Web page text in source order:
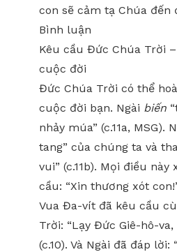
con sẽ cảm tạ Chúa đến
Bình luận
Kêu cầu Đức Chúa Trời
cuộc đời
Đức Chúa Trời có thể
cuộc đời bạn. Ngài biến
nhảy múa” (c.11a, MSG).
tang” của chúng ta và
vui” (c.11b). Mọi điều
cầu: “Xin thương xót
Vua Đa-vít đã kêu cầu
Trời: “Lạy Đức Giê-hô-
(c.10). Và Ngài đã đáp lời: